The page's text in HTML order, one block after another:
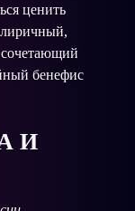
ценить
лиричный,
бенефис
И